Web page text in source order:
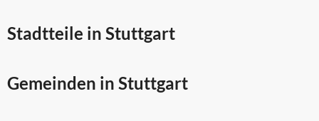
Stadtteile in Stuttgart
Gemeinden in Stuttgart